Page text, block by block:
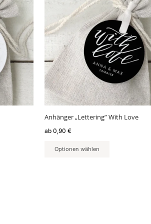
Anhänger „Lettering” With Love
ab 0,90 €
Optionen wählen
mehrere
Varianten
auf.
Optionen
können
auf
der
Produktseite
werden